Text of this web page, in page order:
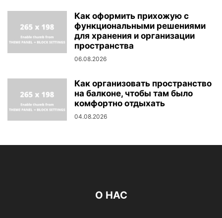
Как оформить прихожую с
функциональными решениями
для хранения и организации
пространства
06.08.2026
Как организовать пространство
на балконе, чтобы там было
комфортно отдыхать
04.08.2026
О НАС